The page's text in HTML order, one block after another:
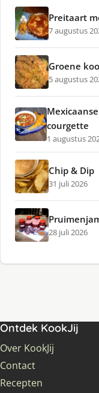
Preitaart
7 augustus
Groene
5 augustus
courgette
1 augustus
Chip & Dip
31 juli 2026
28 juli 2026
Ontdek KookJij
Over KookJij
Contact
Recepten